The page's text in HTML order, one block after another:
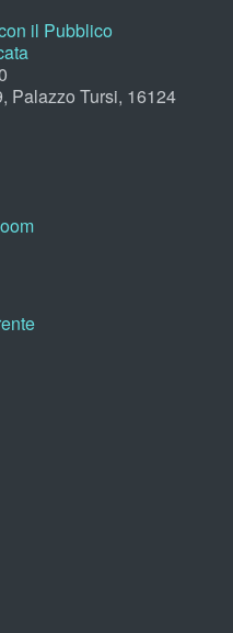
il Pubblico
Palazzo Tursi, 16124